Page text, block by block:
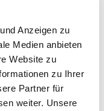
Anzeigen zu
Medien anbieten
Website zu
zu Ihrer
Partner für
weiter. Unsere
Schuppen
Atelier –
mit